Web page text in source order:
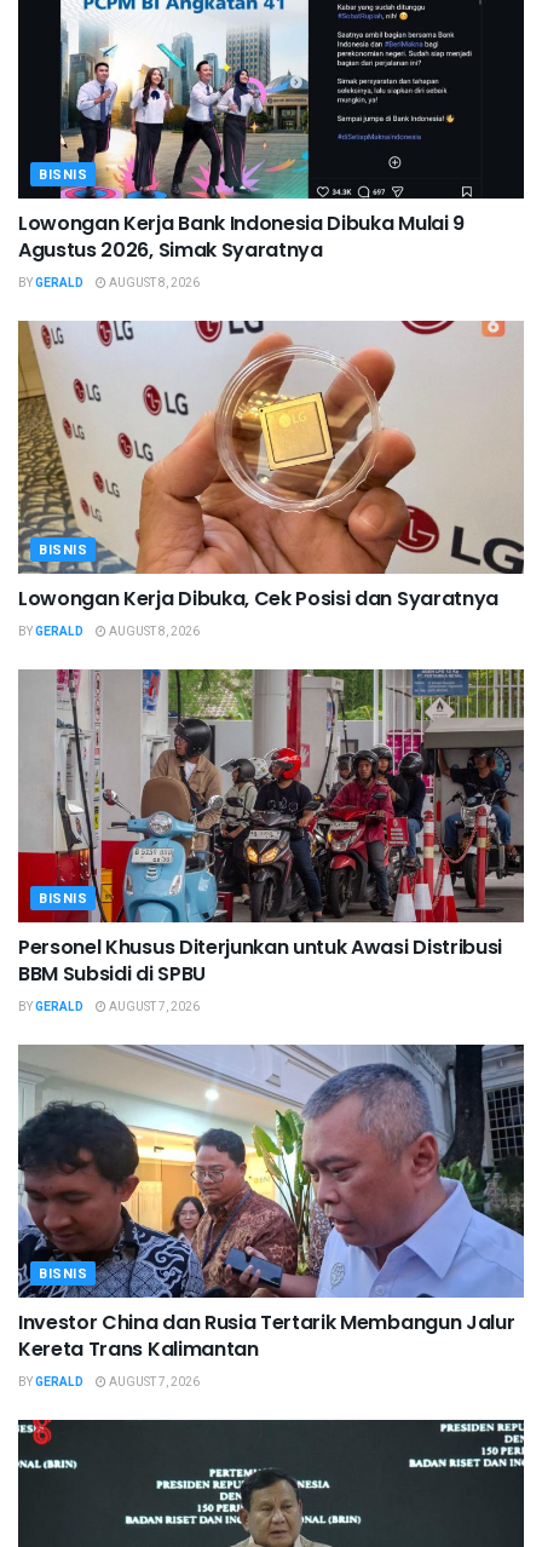
BISNIS
Lowongan Kerja Bank Indonesia Dibuka Mulai 9
Agustus 2026, Simak Syaratnya
BYGERALD AUGUST 8, 2026
BISNIS
Lowongan Kerja Dibuka, Cek Posisi dan Syaratnya
BYGERALD AUGUST 8, 2026
BISNIS
Personel Khusus Diterjunkan untuk Awasi Distribusi
BBM Subsidi di SPBU
BYGERALD AUGUST 7, 2026
BISNIS
Investor China dan Rusia Tertarik Membangun Jalur
Kereta Trans Kalimantan
BYGERALD AUGUST 7, 2026